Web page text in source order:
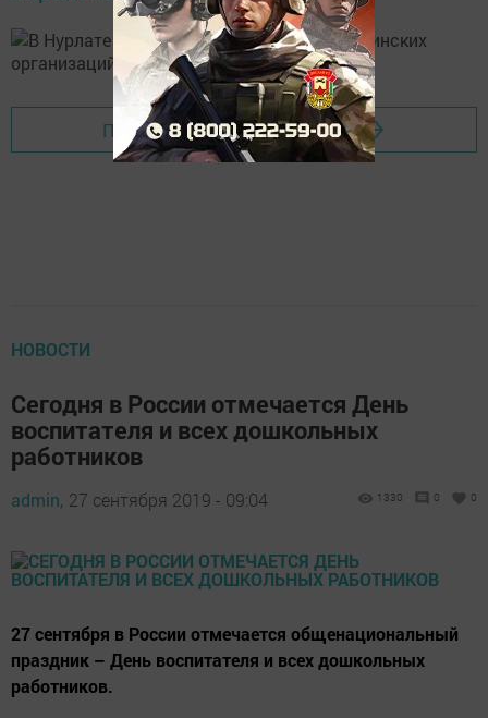
Перейти на страницу новости
НОВОСТИ
Сегодня в России отмечается День
воспитателя и всех дошкольных
работников
admin, 27 сентября 2019 - 09:04 1330 0 0
27 сентября в России отмечается общенациональный
праздник – День воспитателя и всех дошкольных
работников.